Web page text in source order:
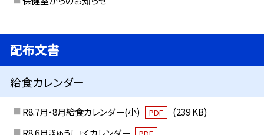
配布文書
給食カレンダー
R8.7月・8月給食カレンダー(小) PDF
(239 KB)